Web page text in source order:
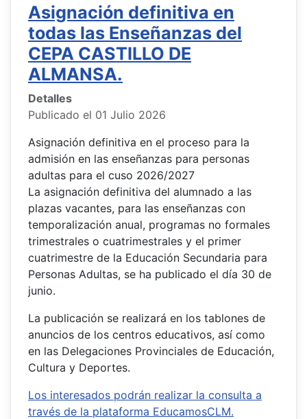
Asignación definitiva en
todas las Enseñanzas del
CEPA CASTILLO DE
ALMANSA.
Detalles
Publicado el 01 Julio 2026
Asignación definitiva en el proceso para la
admisión en las enseñanzas para personas
adultas para el cuso 2026/2027
La asignación definitiva del alumnado a las
plazas vacantes, para las enseñanzas con
temporalización anual, programas no formales
trimestrales o cuatrimestrales y el primer
cuatrimestre de la Educación Secundaria para
Personas Adultas, se ha publicado el día 30 de
junio.
La publicación se realizará en los tablones de
anuncios de los centros educativos, así como
en las Delegaciones Provinciales de Educación,
Cultura y Deportes.
Los interesados podrán realizar la consulta a
través de la plataforma EducamosCLM.